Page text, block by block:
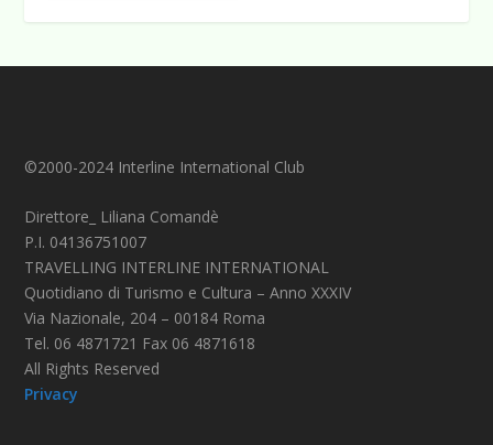
©2000-2024 Interline International Club
Direttore_ Liliana Comandè
P.I. 04136751007
TRAVELLING INTERLINE INTERNATIONAL
Quotidiano di Turismo e Cultura – Anno XXXIV
Via Nazionale, 204 – 00184 Roma
Tel. 06 4871721 Fax 06 4871618
All Rights Reserved
Privacy